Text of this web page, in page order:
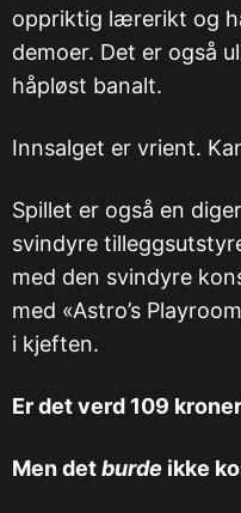
oppriktig lærerikt og
demoer. Det er også
håpløst banalt.
Innsalget er vrient.
Spillet er også en
svindyre
med den svindyre
med «Astro’s
i kjeften.
Er det verd 109
Men detburde ikke